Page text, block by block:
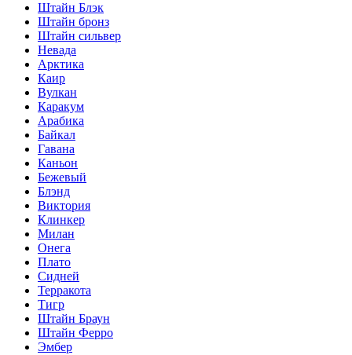
Штайн Блэк
Штайн бронз
Штайн сильвер
Невада
Арктика
Каир
Вулкан
Каракум
Арабика
Байкал
Гавана
Каньон
Бежевый
Блэнд
Виктория
Клинкер
Милан
Онега
Плато
Сидней
Терракота
Тигр
Штайн Браун
Штайн Ферро
Эмбер